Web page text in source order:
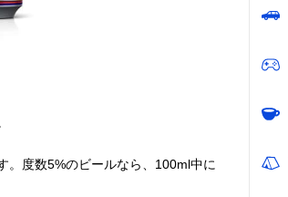
記載未確認
。度数5%のビールなら、100ml中に